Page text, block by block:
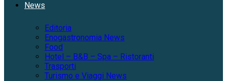
News
Editoria
Enogastronomia News
Food
Hotel – B&B – Spa – Ristoranti
Trasporti
Turismo e Viaggi News